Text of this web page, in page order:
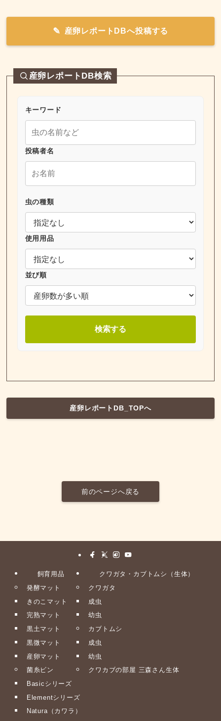
産卵レポートDBへ投稿する
産卵レポートDB検索
キーワード
投稿者名
虫の種類
使用用品
並び順
検索する
産卵レポートDB_TOPへ
前のページへ戻る
飼育用品
発酵マット
きのこマット
完熟マット
黒土マット
黒微マット
産卵マット
菌糸ビン
Basicシリーズ
Elementシリーズ
Natura（カワラ）
クワガタ・カブトムシ（生体）
クワガタ
成虫
幼虫
カブトムシ
成虫
幼虫
クワカブの部屋 三森さん生体